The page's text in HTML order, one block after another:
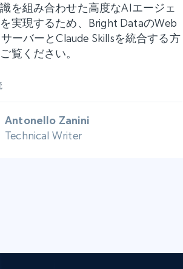
を組み合わせた高度なAIエージェ
実現するため、Bright DataのWeb
ーバーとClaude Skillsを統合する方
覧ください。
Antonello Zanini
Technical Writer